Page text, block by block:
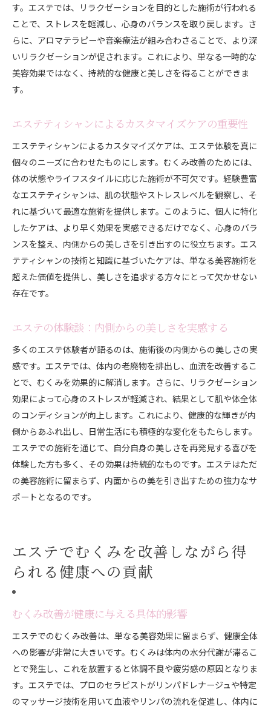
す。エステでは、リラクゼーションを目的とした施術が行われる
ことで、ストレスを軽減し、心身のバランスを取り戻します。さ
らに、アロマテラピーや音楽療法が組み合わさることで、より深
いリラクゼーションが促されます。これにより、単なる一時的な
美容効果ではなく、持続的な健康と美しさを得ることができま
す。
エステティシャンによるカスタマイズケアの重要性
エステティシャンによるカスタマイズケアは、エステ体験を真に
個々のニーズに合わせたものにします。むくみ改善のためには、
体の状態やライフスタイルに応じた施術が不可欠です。経験豊富
なエステティシャンは、肌の状態やストレスレベルを観察し、そ
れに基づいて最適な施術を提供します。このように、個人に特化
したケアは、より早く効果を実感できるだけでなく、心身のバラ
ンスを整え、内側からの美しさを引き出すのに役立ちます。エス
テティシャンの技術と知識に基づいたケアは、単なる美容施術を
超えた価値を提供し、美しさを追求する方々にとって欠かせない
存在です。
エステの体験談：内側からの美しさを実感する
多くのエステ体験者が語るのは、施術後の内側からの美しさの実
感です。エステでは、体内の老廃物を排出し、血流を改善するこ
とで、むくみを効果的に解消します。さらに、リラクゼーション
効果によって心身のストレスが軽減され、結果として肌や体全体
のコンディションが向上します。これにより、健康的な輝きが内
側からあふれ出し、日常生活にも積極的な変化をもたらします。
エステでの施術を通じて、自分自身の美しさを再発見する喜びを
体験した方も多く、その効果は持続的なものです。エステはただ
の美容施術に留まらず、内面からの美を引き出すための強力なサ
ポートとなるのです。
エステでむくみを改善しながら得
られる健康への貢献
むくみ改善が健康に与える具体的影響
エステでのむくみ改善は、単なる美容効果に留まらず、健康全体
への影響が非常に大きいです。むくみは体内の水分代謝が滞るこ
とで発生し、これを放置すると体調不良や疲労感の原因となりま
す。エステでは、プロのセラピストがリンパドレナージュや特定
のマッサージ技術を用いて血液やリンパの流れを促進し、体内に